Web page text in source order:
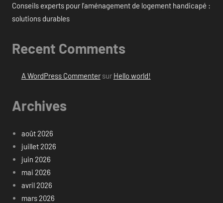
Conseils experts pour l’aménagement de logement handicapé :
solutions durables
Recent Comments
A WordPress Commentersur Hello world!
Archives
août 2026
juillet 2026
juin 2026
mai 2026
avril 2026
mars 2026